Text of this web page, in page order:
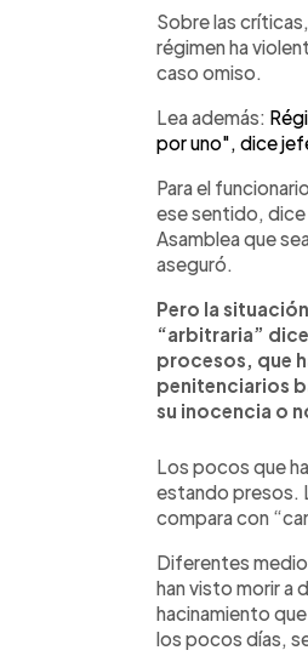
Sobre las
régimen ha
caso omiso.
Lea además:
por uno", dice
Para el
ese sentido, dice
Asamblea que
aseguró.
Pero la
“arbitraria”
procesos, que
penitenciarios
su inocencia o
Los pocos que
estando presos.
compara con
Diferentes
han visto morir a
hacinamiento
los pocos días,